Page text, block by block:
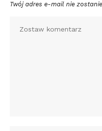
Twój adres e-mail nie